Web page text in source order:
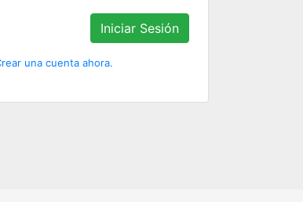
Iniciar Sesión
una cuenta ahora.